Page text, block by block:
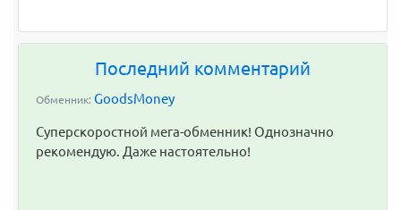
Последний комментарий
Обменник: GoodsMoney
Суперскоростной мега-обменник! Однозначно
рекомендую. Даже настоятельно!